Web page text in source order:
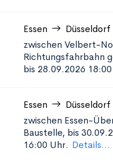
Essen Düsseldorf
zwischen Velbert-
Richtungsfahrbahn
bis 28.09.2026
Essen Düsseldorf
zwischen Essen-
Baustelle, bis
16:00 Uhr. Details...